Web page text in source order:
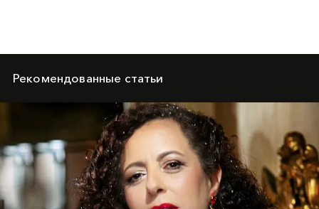
Рекомендованные статьи